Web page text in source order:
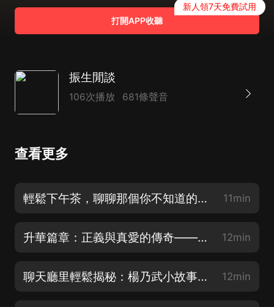
打開APP收聽
新人領7天免費試用
振生閒談
106次播放 681條聲音
查看更多
輕鬆下午茶，聊聊那個你不知道的乃武哥與小白菜001 11min
升華篇章：正義與真愛的傳奇——楊乃武與小白菜002 12min
聊天廳里輕鬆揭秘：楊乃武小故事，小白菜大智慧003 12min